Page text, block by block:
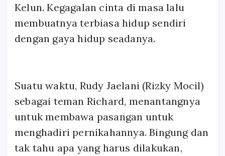
Kelun. Kegagalan cinta di masa lalu
membuatnya terbiasa hidup sendiri
dengan gaya hidup seadanya.
Suatu waktu, Rudy Jaelani (Rizky Mocil)
sebagai teman Richard, menantangnya
untuk membawa pasangan untuk
menghadiri pernikahannya. Bingung dan
tak tahu apa yang harus dilakukan,